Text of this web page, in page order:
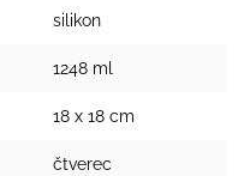
silikon
1248 ml
18 x 18 cm
čtverec